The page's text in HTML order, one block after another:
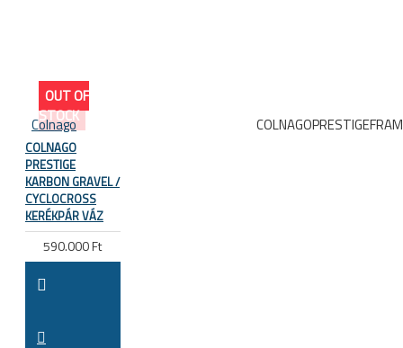
OUT OF
STOCK
Colnago
COLNAGO
PRESTIGE
KARBON GRAVEL /
CYCLOCROSS
KERÉKPÁR VÁZ
590.000 Ft